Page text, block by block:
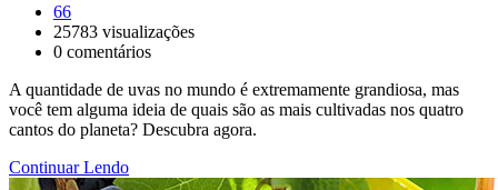
66
25783 visualizações
0 comentários
A quantidade de uvas no mundo é extremamente grandiosa, mas
você tem alguma ideia de quais são as mais cultivadas nos quatro
cantos do planeta? Descubra agora.
Continuar Lendo